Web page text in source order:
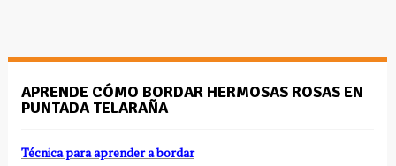
APRENDE CÓMO BORDAR HERMOSAS ROSAS EN
PUNTADA TELARAÑA
Técnica para aprender a bordar